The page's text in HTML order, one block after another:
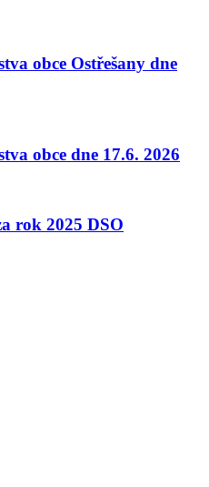
obce Ostřešany dne
obce dne 17.6. 2026
rok 2025 DSO